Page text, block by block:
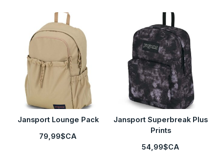
Jansport Lounge Pack
79,99$CA
Jansport Superbreak Plus
Prints
54,99$CA